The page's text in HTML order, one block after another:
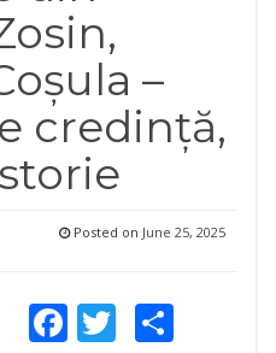
–
credință,
Posted on June 25, 2025
Facebook
TwitterShare